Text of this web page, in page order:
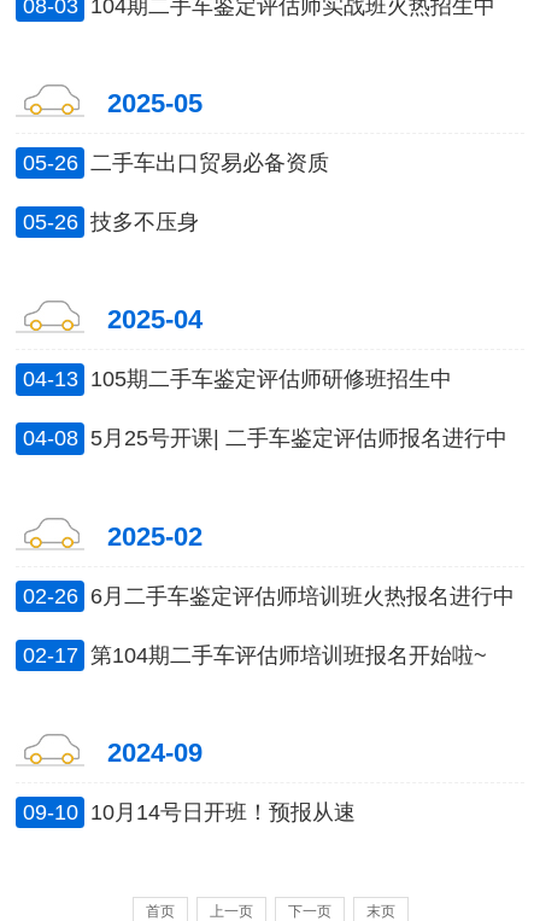
08-03 104期二手车鉴定评估师实战班火热招生中
2025-05
05-26 二手车出口贸易必备资质
05-26 技多不压身
2025-04
04-13 105期二手车鉴定评估师研修班招生中
04-08 5月25号开课| 二手车鉴定评估师报名进行中
2025-02
02-26 6月二手车鉴定评估师培训班火热报名进行中
02-17 第104期二手车评估师培训班报名开始啦~
2024-09
09-10 10月14号日开班！预报从速
首页 上一页 下一页 末页